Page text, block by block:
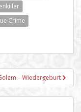
Crime
– Wiedergeburt